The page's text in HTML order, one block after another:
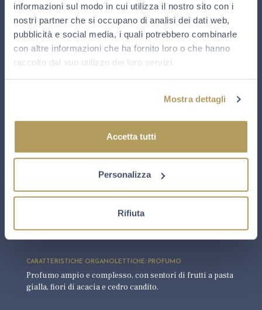
informazioni sul modo in cui utilizza il nostro sito con i
nostri partner che si occupano di analisi dei dati web,
pubblicità e social media, i quali potrebbero combinarle
con altre informazioni che ha fornito loro o che hanno
raccolto dal suo utilizzo dei loro servizi.
Mostra dettagli
Accetta tutti
Personalizza
Rifiuta
vendemmia, con il 100% di vini dell’annata selezionati tra
le migliori partite. Seconda fermentazione in bottiglia e
successivo affinamento a contatto con i lieviti per almeno
10 anni e 11 mesi, seguito da un riposo minimo di 6 mesi
dopo la sboccatura.
FORMATI
Spuma copiosa, corona persistente, perlage finissimo.
CARATTERISTICHE ORGANOLETTICHE: COLORE
Giallo paglierino intenso, con vivace nuance oro.
CARATTERISTICHE ORGANOLETTICHE: PROFUMO
Profumo ampio e complesso, con sentori di frutti a pasta
gialla, fiori di acacia e cedro candito.